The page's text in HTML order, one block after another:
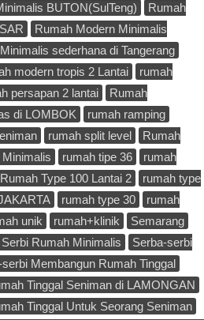
BUTON(SulTeng)
Rumah
Rumah Modern Minimalis
sederhana di Tangerang
modern tropis 2 Lantai
rumah
persapan 2 lantai
Rumah
di LOMBOK
rumah ramping
rumah split level
Rumah
rumah tipe 36
rumah
Rumah Type 100 Lantai 2
rumah type
rumah type 30
rumah
unik rumah+klinik
Semarang
Rumah Minimalis
Serba-serbi
serbi Membangun Rumah Tinggal
Tinggal Seniman di LAMONGAN
Tinggal Untuk Seorang Seniman